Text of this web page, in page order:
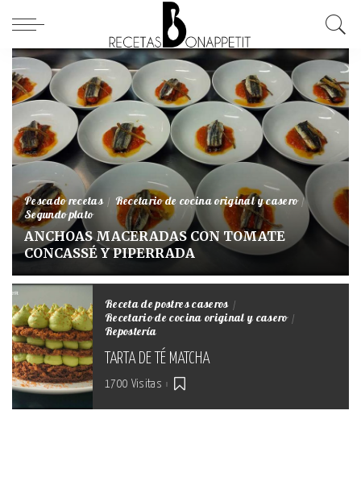
Pescado recetas Recetario de cocina original y casero
Segundo plato
ANCHOAS MACERADAS CON TOMATE
CONCASSÉ Y PIPERRADA
2288 Visitas
Receta de postres caseros
Recetario de cocina original y casero
Repostería
TARTA DE TÉ MATCHA
1700 Visitas